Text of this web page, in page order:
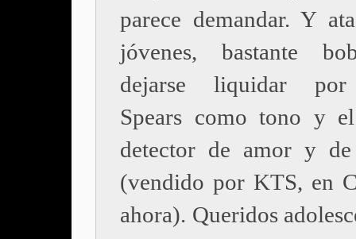
parece demandar. Y
jóvenes, bastante
dejarse liquidar
Spears como tono y
detector de amor y de
(vendido por KTS, en
ahora). Queridos